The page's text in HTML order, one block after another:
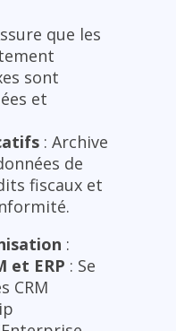
que les
sont
et
: Archive
de
fiscaux et
:
et ERP : Se
CRM